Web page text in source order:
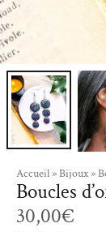
Accueil»Bijoux»
Boucles
30,00€